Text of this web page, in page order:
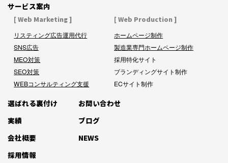
サービス案内
[ Web Marketing ]
リスティング広告運用代行
SNS広告
MEO対策
SEO対策
WEBコンサルティング支援
[ Web Production ]
ホームページ制作
製造業専門ホームページ制作
採用特化サイト
ブランディングサイト制作
ECサイト制作
選ばれる裏付け
実績
会社概要
採用情報
お問い合わせ
ブログ
NEWS